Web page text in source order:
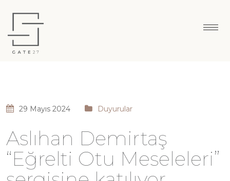
29 Mayıs 2024 Duyurular
Aslıhan Demirtaş
“Eğrelti Otu Meseleleri”